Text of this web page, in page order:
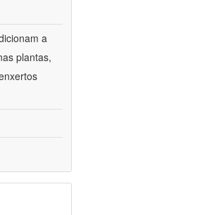
a
plantas,